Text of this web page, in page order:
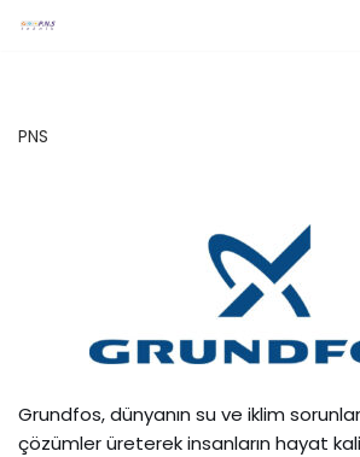
PNS
Grundfos, dünyanın su ve iklim
çözümler üreterek insanların hayat